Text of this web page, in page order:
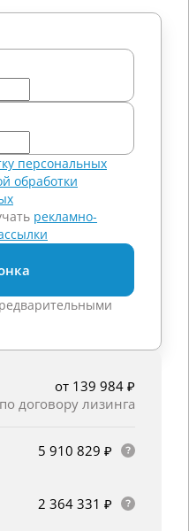
персональных
обработки
рекламно-
от 139 984 ₽
договору лизинга
5 910 829 ₽
2 364 331 ₽